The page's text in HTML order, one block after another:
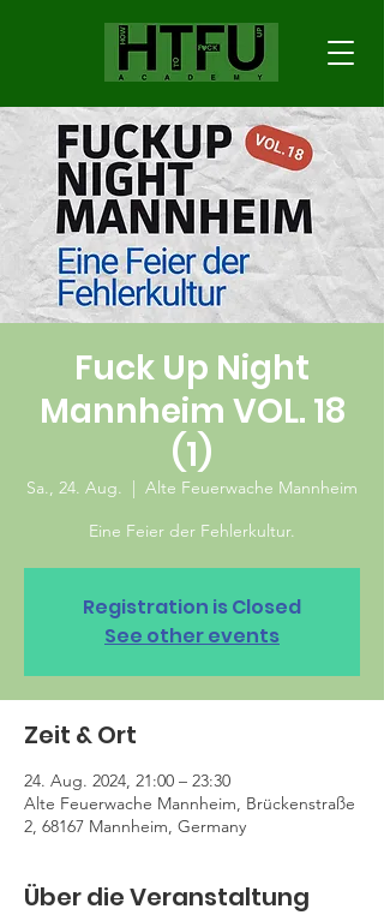
Fuck Up Night
Mannheim VOL. 18
(1)
Sa., 24. Aug.
  |
Alte Feuerwache Mannheim
Eine Feier der Fehlerkultur.
Registration is Closed
See other events
Zeit & Ort
24. Aug. 2024, 21:00 – 23:30
Alte Feuerwache Mannheim, Brückenstraße
2, 68167 Mannheim, Germany
Über die Veranstaltung